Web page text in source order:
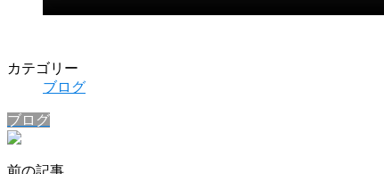
カテゴリー
ブログ
ブログ
前の記事